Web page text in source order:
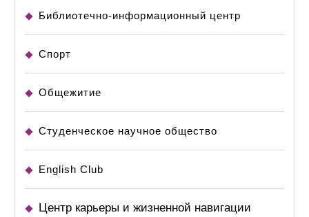
Библиотечно-информационный центр
Спорт
Общежитие
Студенческое научное общество
English Club
Центр карьеры и жизненной навигации